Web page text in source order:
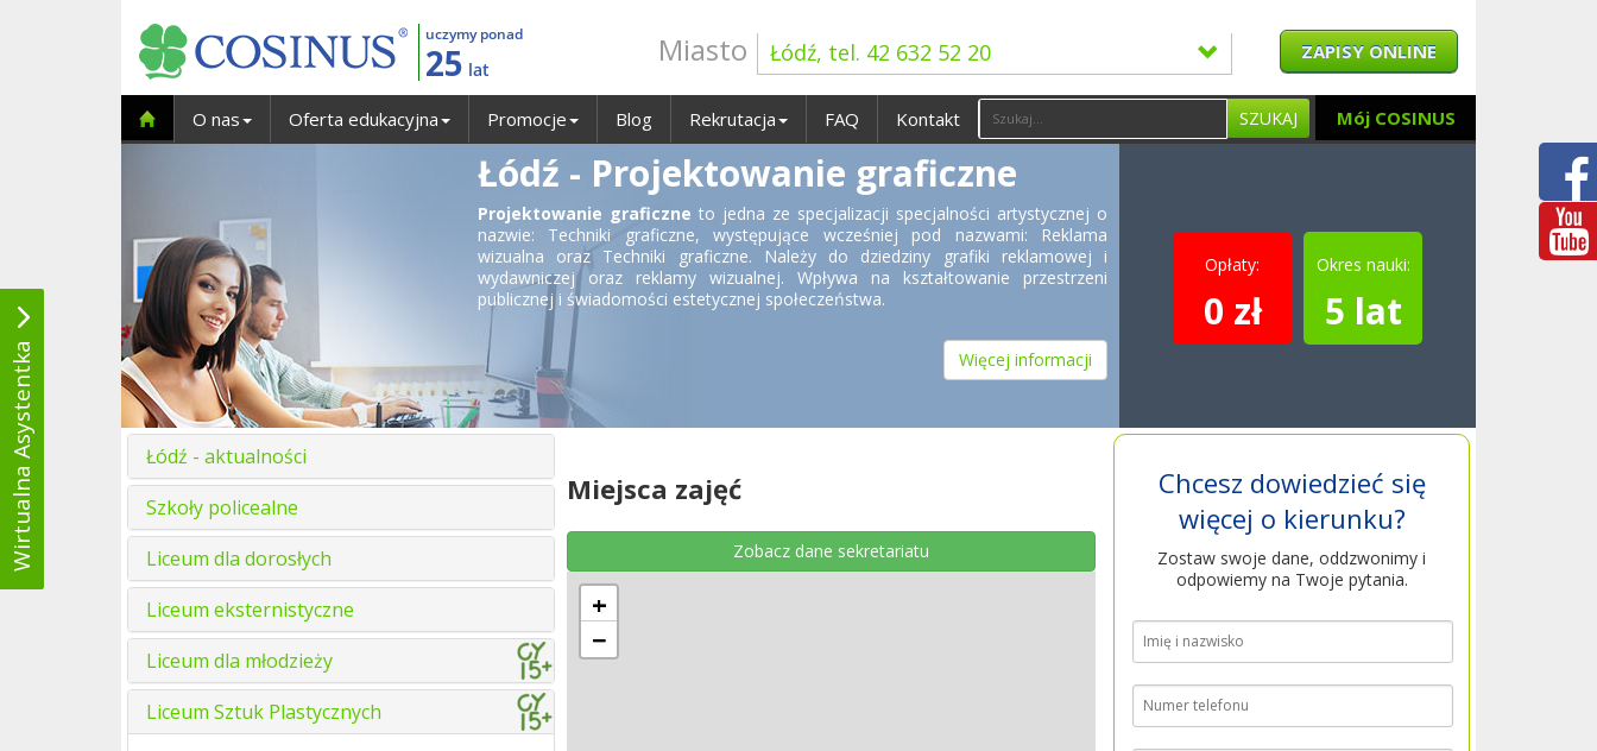
uczymy ponad
25 lat
Miasto Łódź, tel. 42 632 52 20 ZAPISY ONLINE
Mój COSINUS
O nas Oferta edukacyjna Promocje Blog Rekrutacja FAQ Kontakt SZUKAJ
Łódź - Projektowanie graficzne
Projektowanie graficzne to jedna ze specjalizacji specjalności artystycznej o
nazwie: Techniki graficzne, występujące wcześniej pod nazwami: Reklama
wizualna oraz Techniki graficzne. Należy do dziedziny grafiki reklamowej i
wydawniczej oraz reklamy wizualnej. Wpływa na kształtowanie przestrzeni
publicznej i świadomości estetycznej społeczeństwa.
Więcej informacji
Opłaty:
0 zł
Okres nauki:
5 lat
Łódź - aktualności
Szkoły policealne
Liceum dla dorosłych
Liceum eksternistyczne
Liceum dla młodzieży
Liceum Sztuk Plastycznych
Miejsca zajęć
Zobacz dane sekretariatu
+
−
Chcesz dowiedzieć się
więcej o kierunku?
Zostaw swoje dane, oddzwonimy i
odpowiemy na Twoje pytania.
Wirtualna Asystentka